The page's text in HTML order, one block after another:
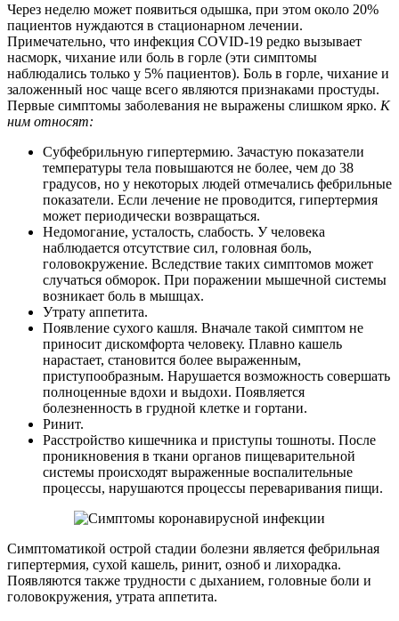
Через неделю может появиться одышка, при этом около 20%
пациентов нуждаются в стационарном лечении.
Примечательно, что инфекция COVID-19 редко вызывает
насморк, чихание или боль в горле (эти симптомы
наблюдались только у 5% пациентов). Боль в горле, чихание и
заложенный нос чаще всего являются признаками простуды.
Первые симптомы заболевания не выражены слишком ярко. К
ним относят:
Субфебрильную гипертермию. Зачастую показатели
температуры тела повышаются не более, чем до 38
градусов, но у некоторых людей отмечались фебрильные
показатели. Если лечение не проводится, гипертермия
может периодически возвращаться.
Недомогание, усталость, слабость. У человека
наблюдается отсутствие сил, головная боль,
головокружение. Вследствие таких симптомов может
случаться обморок. При поражении мышечной системы
возникает боль в мышцах.
Утрату аппетита.
Появление сухого кашля. Вначале такой симптом не
приносит дискомфорта человеку. Плавно кашель
нарастает, становится более выраженным,
приступообразным. Нарушается возможность совершать
полноценные вдохи и выдохи. Появляется
болезненность в грудной клетке и гортани.
Ринит.
Расстройство кишечника и приступы тошноты. После
проникновения в ткани органов пищеварительной
системы происходят выраженные воспалительные
процессы, нарушаются процессы переваривания пищи.
Симптоматикой острой стадии болезни является фебрильная
гипертермия, сухой кашель, ринит, озноб и лихорадка.
Появляются также трудности с дыханием, головные боли и
головокружения, утрата аппетита.